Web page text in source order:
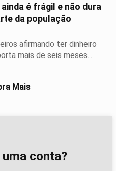
é frágil e não dura
da população
afirmando ter dinheiro
mais de seis meses...
Mais
conta?